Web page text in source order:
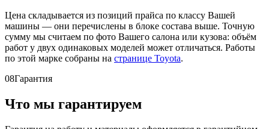
Цена складывается из позиций прайса по классу Вашей
машины — они перечислены в блоке состава выше. Точную
сумму мы считаем по фото Вашего салона или кузова: объём
работ у двух одинаковых моделей может отличаться. Работы
по этой марке собраны на странице Toyota.
08Гарантия
Что мы гарантируем